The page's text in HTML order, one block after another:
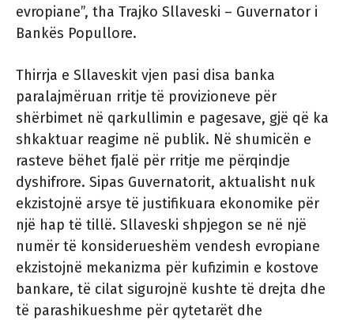
evropiane”, tha Trajko Sllaveski – Guvernator i
Bankës Popullore.
Thirrja e Sllaveskit vjen pasi disa banka
paralajmëruan rritje të provizioneve për
shërbimet në qarkullimin e pagesave, gjë që ka
shkaktuar reagime në publik. Në shumicën e
rasteve bëhet fjalë për rritje me përqindje
dyshifrore. Sipas Guvernatorit, aktualisht nuk
ekzistojnë arsye të justifikuara ekonomike për
një hap të tillë. Sllaveski shpjegon se në një
numër të konsiderueshëm vendesh evropiane
ekzistojnë mekanizma për kufizimin e kostove
bankare, të cilat sigurojnë kushte të drejta dhe
të parashikueshme për qytetarët dhe